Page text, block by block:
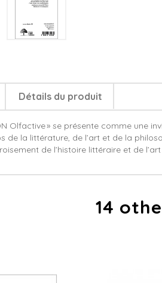
Détails du produit
Olfactive » se présente comme une
de la littérature, de l’art et de la
de l’histoire littéraire et de
14